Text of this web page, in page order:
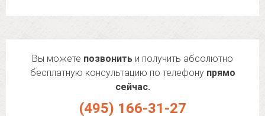
Вы можете позвонить и получить абсолютно
бесплатную консультацию по телефону прямо
сейчас.
(495) 166-31-27